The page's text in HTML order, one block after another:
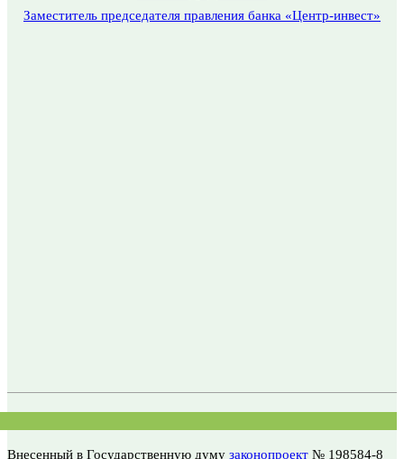
Заместитель председателя правления банка «Центр-инвест»
Внесенный в Государственную думу законопроект № 198584-8